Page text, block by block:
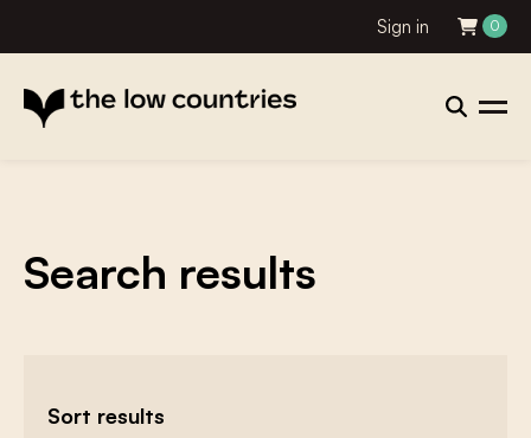
Sign in 0
Search results
Sort results